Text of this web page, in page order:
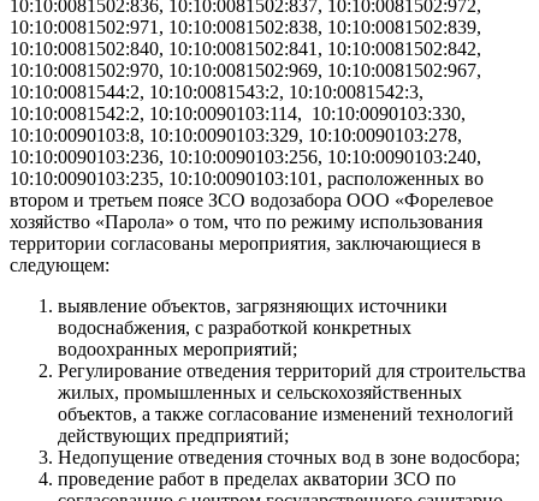
10:10:0081502:836, 10:10:0081502:837, 10:10:0081502:972,
10:10:0081502:971, 10:10:0081502:838, 10:10:0081502:839,
10:10:0081502:840, 10:10:0081502:841, 10:10:0081502:842,
10:10:0081502:970, 10:10:0081502:969, 10:10:0081502:967,
10:10:0081544:2, 10:10:0081543:2, 10:10:0081542:3,
10:10:0081542:2, 10:10:0090103:114, 10:10:0090103:330,
10:10:0090103:8, 10:10:0090103:329, 10:10:0090103:278,
10:10:0090103:236, 10:10:0090103:256, 10:10:0090103:240,
10:10:0090103:235, 10:10:0090103:101, расположенных во
втором и третьем поясе ЗСО водозабора ООО «Форелевое
хозяйство «Парола» о том, что по режиму использования
территории согласованы мероприятия, заключающиеся в
следующем:
выявление объектов, загрязняющих источники
водоснабжения, с разработкой конкретных
водоохранных мероприятий;
Регулирование отведения территорий для строительства
жилых, промышленных и сельскохозяйственных
объектов, а также согласование изменений технологий
действующих предприятий;
Недопущение отведения сточных вод в зоне водосбора;
проведение работ в пределах акватории ЗСО по